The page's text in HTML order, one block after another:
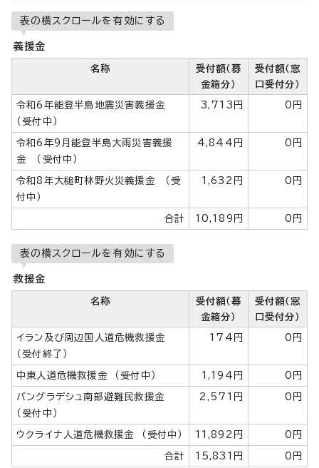
表の横スクロールを有効にする
義援金
名称
受付額（募
金箱分）
受付額（窓
口受付分）
令和6年能登半島地震災害義援金
（受付中）
3,713円 0円
令和6年9月能登半島大雨災害義援
金 （受付中）
4,844円 0円
令和8年大槌町林野火災義援金 （受
付中）
1,632円 0円
合計 10,189円 0円
表の横スクロールを有効にする
救援金
名称
受付額（募
金箱分）
受付額（窓
口受付分）
イラン及び周辺国人道危機救援金
（受付終了）
174円 0円
中東人道危機救援金 （受付中） 1,194円 0円
バングラデシュ南部避難民救援金
（受付中）
2,571円 0円
ウクライナ人道危機救援金 （受付中） 11,892円 0円
合計 15,831円 0円